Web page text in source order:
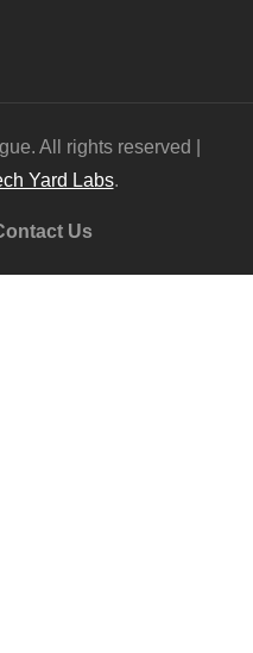
All rights reserved |
Yard Labs.
Us